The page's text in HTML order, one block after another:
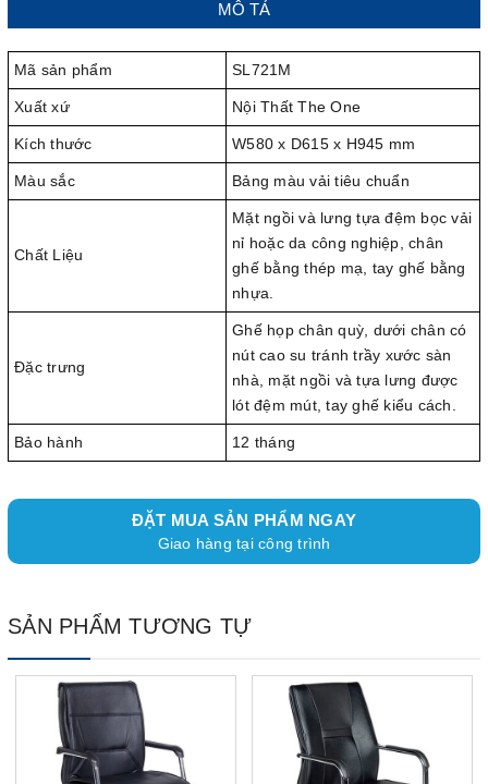
MÔ TẢ
Mã sản phẩm SL721M
Xuất xứ Nội Thất The One
Kích thước W580 x D615 x H945 mm
Màu sắc Bảng màu vải tiêu chuẩn
Chất Liệu
Mặt ngồi và lưng tựa đệm bọc vải
nỉ hoặc da công nghiệp, chân
ghế bằng thép mạ, tay ghế bằng
nhựa.
Đặc trưng
Ghế họp chân quỳ, dưới chân có
nút cao su tránh trầy xước sàn
nhà, mặt ngồi và tựa lưng được
lót đệm mút, tay ghế kiểu cách.
Bảo hành 12 tháng
ĐẶT MUA SẢN PHẨM NGAY
Giao hàng tại công trình
SẢN PHẨM TƯƠNG TỰ